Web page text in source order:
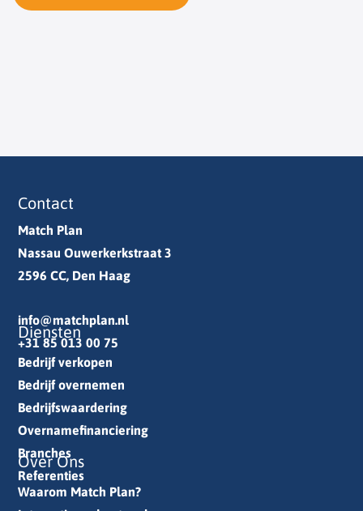
Contact
Match Plan
Nassau Ouwerkerkstraat 3
2596 CC, Den Haag
info@matchplan.nl
+31 85 013 00 75
Diensten
Bedrijf verkopen
Bedrijf overnemen
Bedrijfswaardering
Overnamefinanciering
Branches
Referenties
Over Ons
Waarom Match Plan?